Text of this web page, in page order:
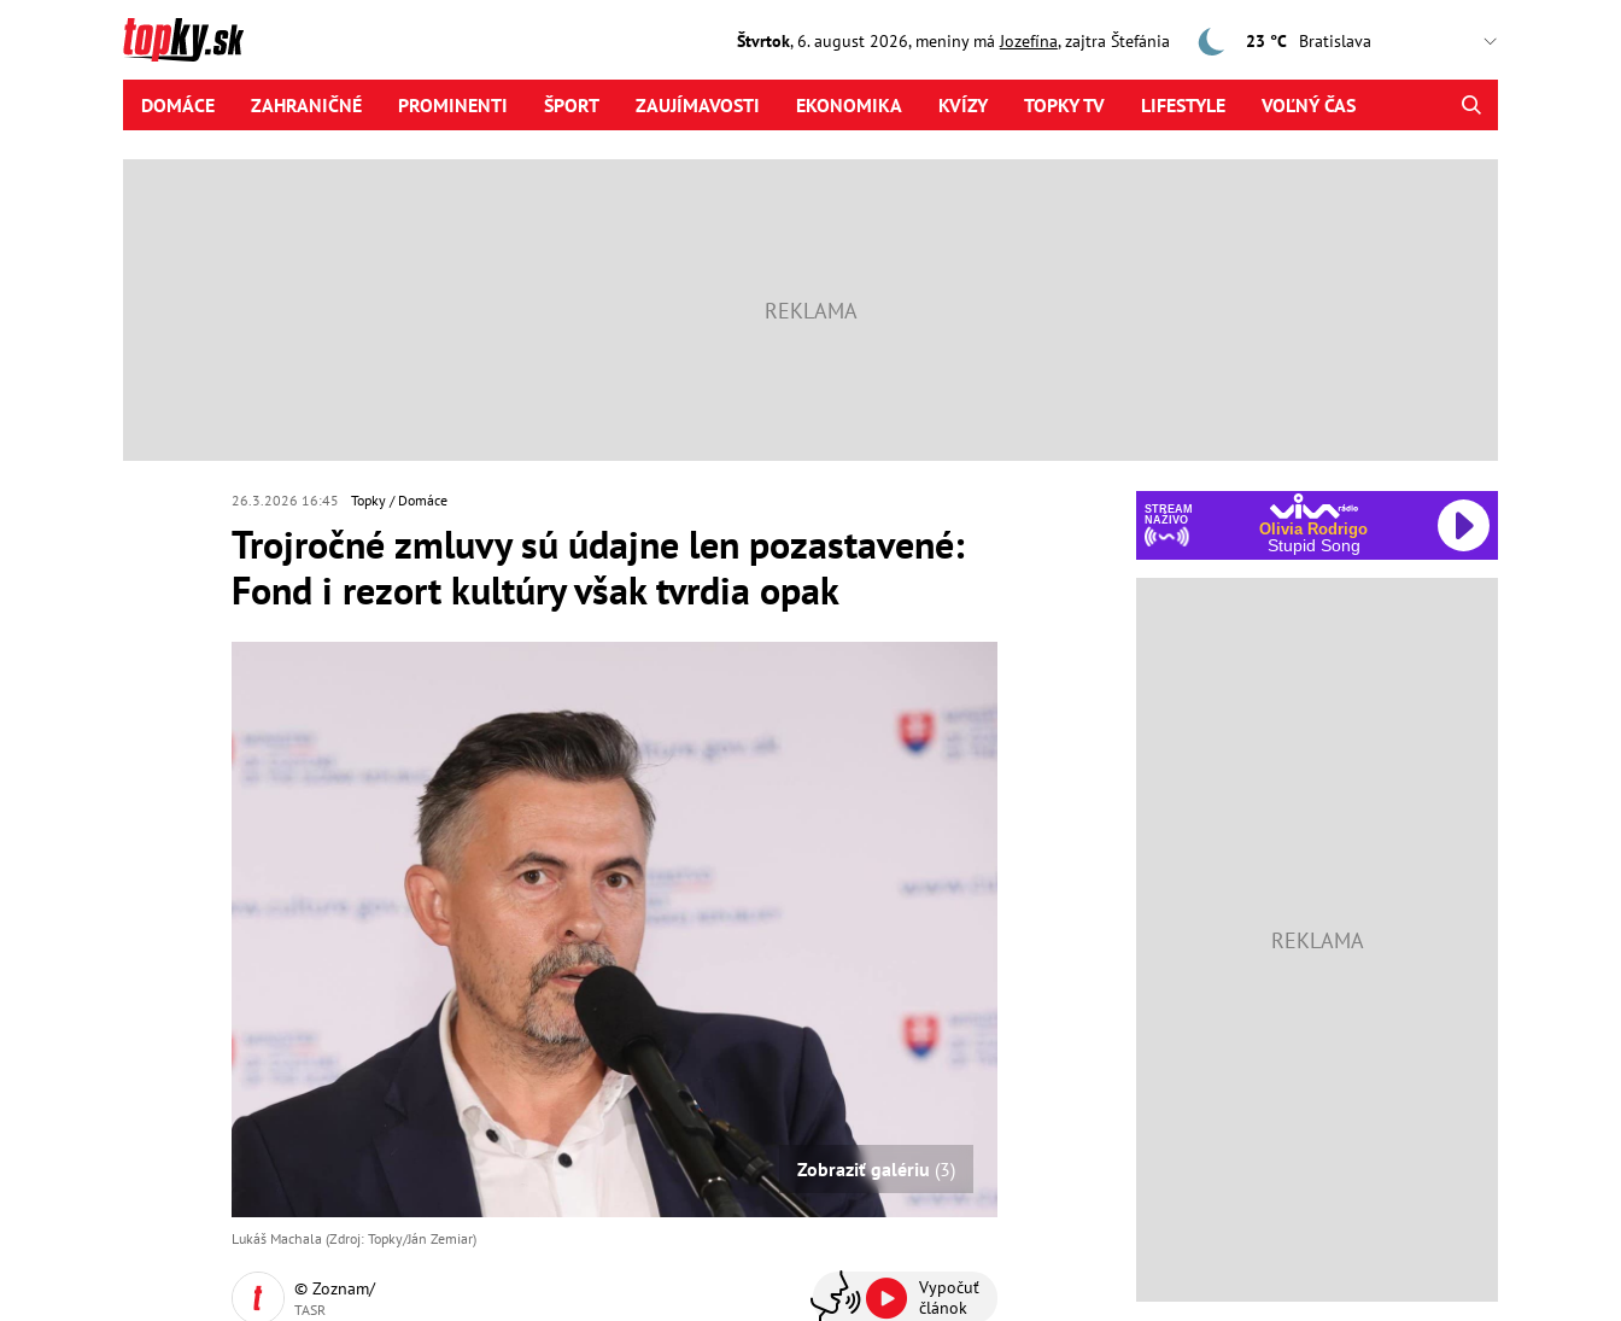
Štvrtok,6. august2026, meniny má Jozefína, zajtra Štefánia 23 °C
DOMÁCE ZAHRANIČNÉ PROMINENTI ŠPORT ZAUJÍMAVOSTI EKONOMIKA KVÍZY TOPKY TV LIFESTYLE VOĽNÝ ČAS
26.3.2026 16:45 Topky Domáce
Trojročné zmluvy sú údajne len pozastavené:
Fond i rezort kultúry však tvrdia opak
Zobraziť galériu (3)
Lukáš Machala (Zdroj: Topky/Ján Zemiar)
© Zoznam/
TASR
Vypočuť
článok
STREAM
NAŽIVO
Olivia Rodrigo
Stupid Song